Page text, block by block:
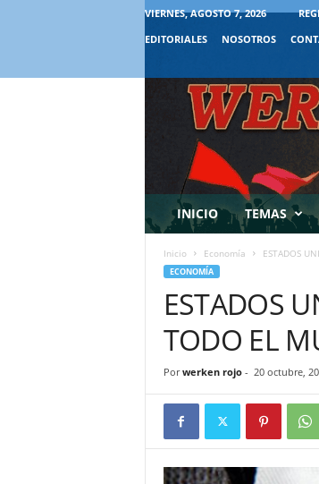
VIERNES, AGOSTO 7, 2026
EDITORIALES
NOSOTROS
INICIO TEMAS
Inicio Economía ESTADOS
ECONOMÍA
ESTADOS
TODO EL
Por werken rojo- 20 octubre,